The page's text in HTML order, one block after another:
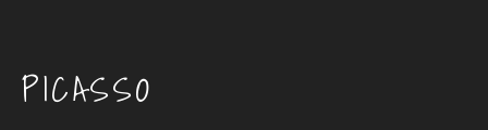
PICASSO